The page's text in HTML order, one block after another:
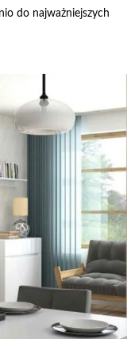
do najważniejszych